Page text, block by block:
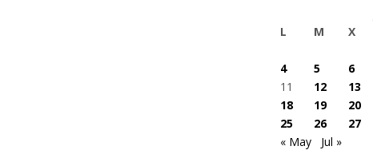
L
M X
4
5 6
11
12 13
18
19 20
25
26 27
« May
Jul »